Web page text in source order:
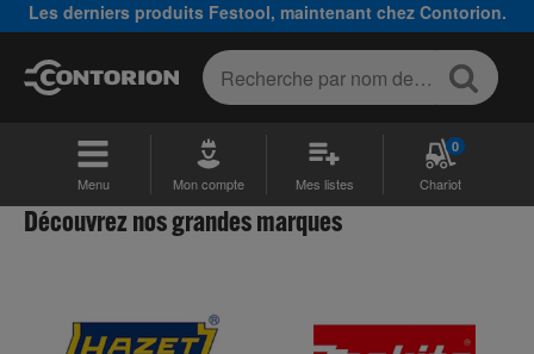
Les derniers produits Festool, maintenant chez Contorion.
Menu Mon compte Mes listes
0
Chariot
Découvrez nos grandes marques